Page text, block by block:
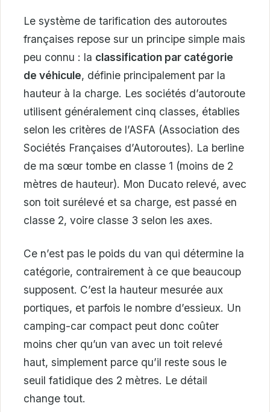
Le système de tarification des autoroutes
françaises repose sur un principe simple mais
peu connu : la classification par catégorie
de véhicule, définie principalement par la
hauteur à la charge. Les sociétés d’autoroute
utilisent généralement cinq classes, établies
selon les critères de l’ASFA (Association des
Sociétés Françaises d’Autoroutes). La berline
de ma sœur tombe en classe 1 (moins de 2
mètres de hauteur). Mon Ducato relevé, avec
son toit surélevé et sa charge, est passé en
classe 2, voire classe 3 selon les axes.
Ce n’est pas le poids du van qui détermine la
catégorie, contrairement à ce que beaucoup
supposent. C’est la hauteur mesurée aux
portiques, et parfois le nombre d’essieux. Un
camping-car compact peut donc coûter
moins cher qu’un van avec un toit relevé
haut, simplement parce qu’il reste sous le
seuil fatidique des 2 mètres. Le détail
change tout.